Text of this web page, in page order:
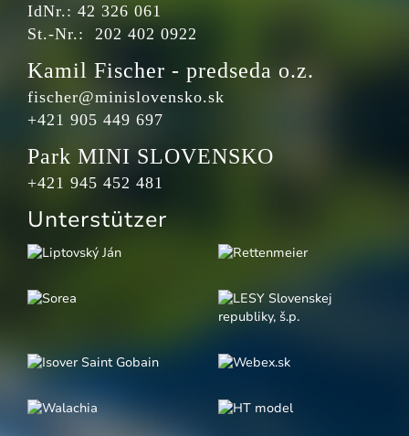
IdNr.: 42 326 061
St.-Nr.: 202 402 0922
Kamil Fischer - predseda o.z.
fischer@minislovensko.sk
+421 905 449 697
Park MINI SLOVENSKO
+421 945 452 481
Unterstützer